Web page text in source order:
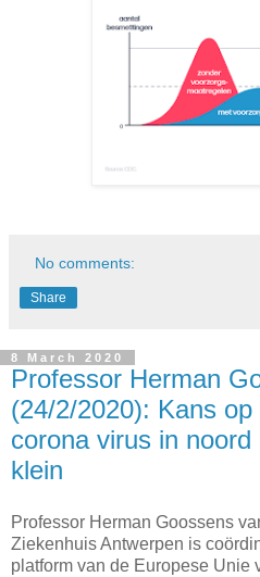
No comments:
Share
8 March 2020
Professor Herman
(24/2/2020): Kans
corona virus in
klein
Professor Herman Goossens
Ziekenhuis Antwerpen is
platform van de Europese Unie